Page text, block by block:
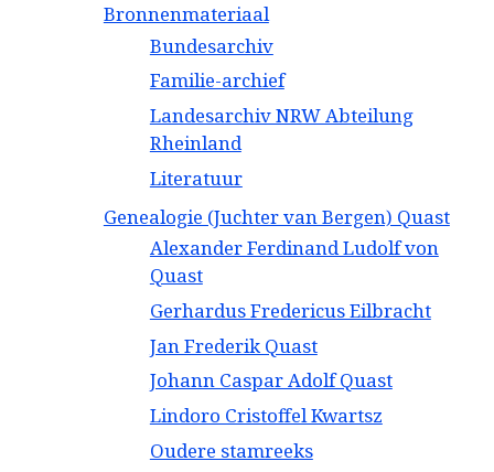
Bronnenmateriaal
Bundesarchiv
Familie-archief
Landesarchiv NRW Abteilung
Rheinland
Literatuur
Genealogie (Juchter van Bergen) Quast
Alexander Ferdinand Ludolf von
Quast
Gerhardus Fredericus Eilbracht
Jan Frederik Quast
Johann Caspar Adolf Quast
Lindoro Cristoffel Kwartsz
Oudere stamreeks